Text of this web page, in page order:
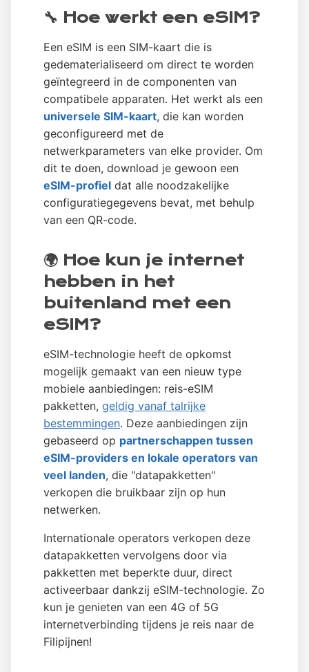
🔧 Hoe werkt een eSIM?
Een eSIM is een SIM-kaart die is
gedematerialiseerd om direct te worden
geïntegreerd in de componenten van
compatibele apparaten. Het werkt als een
universele SIM-kaart, die kan worden
geconfigureerd met de
netwerkparameters van elke provider. Om
dit te doen, download je gewoon een
eSIM-profiel dat alle noodzakelijke
configuratiegegevens bevat, met behulp
van een QR-code.
🌍 Hoe kun je internet
hebben in het
buitenland met een
eSIM?
eSIM-technologie heeft de opkomst
mogelijk gemaakt van een nieuw type
mobiele aanbiedingen: reis-eSIM
pakketten, geldig vanaf talrijke
bestemmingen. Deze aanbiedingen zijn
gebaseerd op partnerschappen tussen
eSIM-providers en lokale operators van
veel landen, die "datapakketten"
verkopen die bruikbaar zijn op hun
netwerken.
Internationale operators verkopen deze
datapakketten vervolgens door via
pakketten met beperkte duur, direct
activeerbaar dankzij eSIM-technologie. Zo
kun je genieten van een 4G of 5G
internetverbinding tijdens je reis naar de
Filipijnen!